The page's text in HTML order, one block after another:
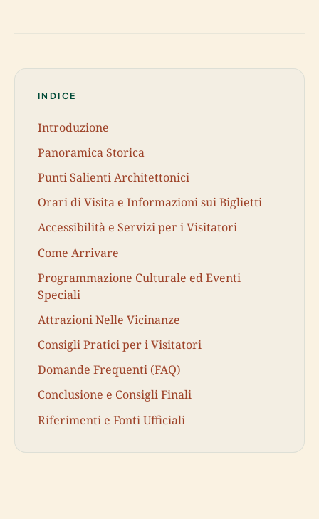
INDICE
Introduzione
Panoramica Storica
Punti Salienti Architettonici
Orari di Visita e Informazioni sui Biglietti
Accessibilità e Servizi per i Visitatori
Come Arrivare
Programmazione Culturale ed Eventi
Speciali
Attrazioni Nelle Vicinanze
Consigli Pratici per i Visitatori
Domande Frequenti (FAQ)
Conclusione e Consigli Finali
Riferimenti e Fonti Ufficiali